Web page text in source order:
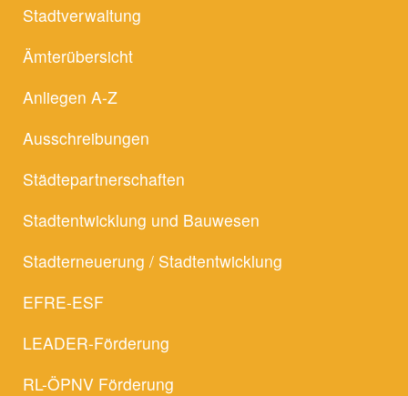
Stadtverwaltung
Ämterübersicht
Anliegen A-Z
Ausschreibungen
Städtepartnerschaften
Stadtentwicklung und Bauwesen
Stadterneuerung / Stadtentwicklung
EFRE-ESF
LEADER-Förderung
RL-ÖPNV Förderung